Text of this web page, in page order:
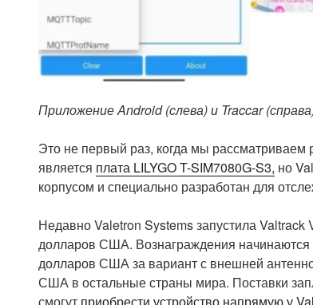
Приложение Android (слева) и Traccar
Это не первый раз, когда мы
является плата LILYGO T-SIM7080G-S3, но
корпусом и специально разработан для
Недавно Valetron Systems запустила Valtrack
долларов США. Вознаграждения
долларов США за вариант с внешней
США в остальные страны мира. Поставки